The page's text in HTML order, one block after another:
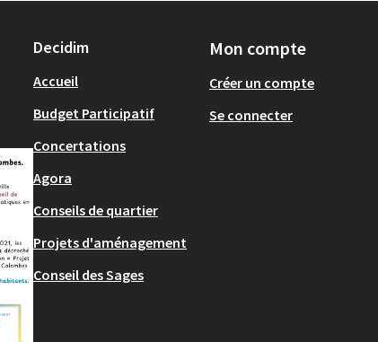
Decidim
Accueil
Budget Participatif
Concertations
Agora
Conseils de quartier
Projets d'aménagement
Conseil des Sages
Mon compte
Créer un compte
Se connecter